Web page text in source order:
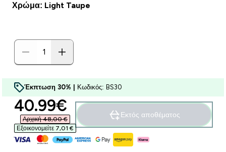
Χρώμα: Light Taupe
Έκπτωση 30% | Κωδικός: BS30
discounted price
40.99€‎
Αρχική 48,00 €‎
Εξοικονομείτε 7,01 €‎
Εκτός αποθέματος